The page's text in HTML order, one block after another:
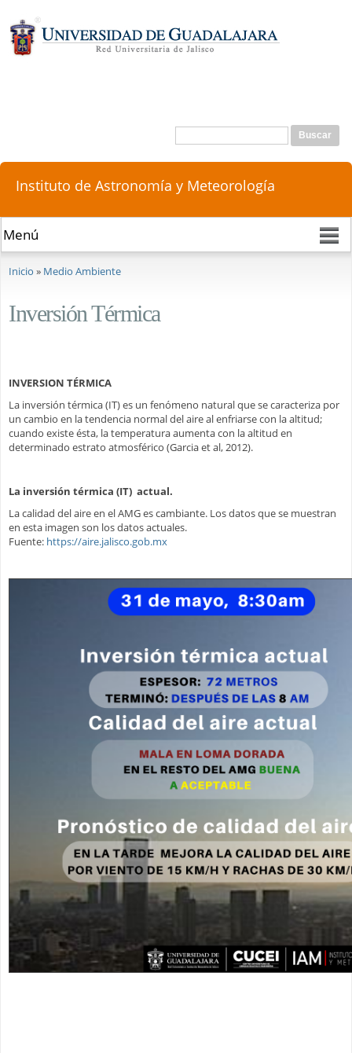
principal
Formulario de búsqueda
Buscar
Instituto de Astronomía y Meteorología
Inicio » Medio Ambiente
Inversión Térmica
INVERSION TÉRMICA
La inversión térmica (IT) es un fenómeno natural que se caracteriza por
un cambio en la tendencia normal del aire al enfriarse con la altitud;
cuando existe ésta, la temperatura aumenta con la altitud en
determinado estrato atmosférico (Garcia et al, 2012).
La inversión térmica (IT) actual.
Lacalidad del aire en el AMG es cambiante. Los datos que se muestran
en esta imagen son los datos actuales.
Fuente: https://aire.jalisco.gob.mx